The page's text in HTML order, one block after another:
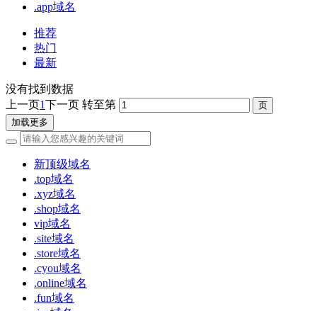
.app域名
推荐
热门
最新
没有找到数据
上一页1下一页 转至第
加载更多
新顶级域名
.top域名
.xyz域名
.shop域名
vip域名
.site域名
.store域名
.cyou域名
.online域名
.fun域名